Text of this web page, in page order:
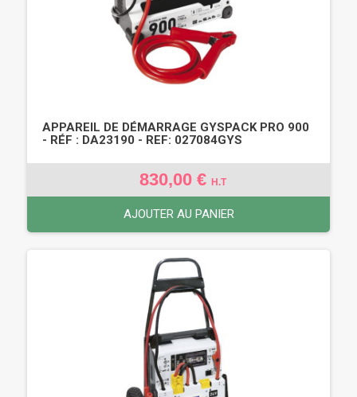
APPAREIL DE DÉMARRAGE GYSPACK PRO 900
- RÉF : DA23190 - REF: 027084GYS
830,00 € H.T
AJOUTER AU PANIER